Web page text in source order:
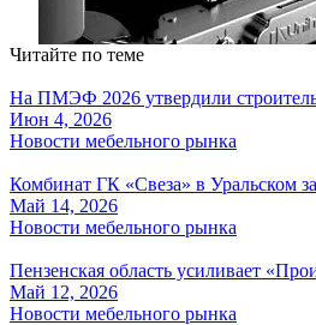
Читайте по теме
На ПМЭФ 2026 утвердили
Июн 4, 2026
Новости мебельного рынка
Комбинат ГК «Свеза» в Уральском
Май 14, 2026
Новости мебельного рынка
Пензенская область усиливает
Май 12, 2026
Новости мебельного рынка